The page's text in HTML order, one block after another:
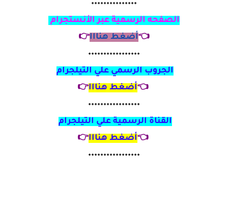
٠٠٠٠٠٠٠٠٠٠٠٠٠٠٠
الصفحه الرسمية عبر الأنستجرام
👈أضغط هنااا👉
٠٠٠٠٠٠٠٠٠٠٠٠٠٠٠٠٠
الجروب الرسمي علي التيلجرام
👈أضغط هنااا👉
٠٠٠٠٠٠٠٠٠٠٠٠٠٠٠٠٠
القناة الرسمية علي التيلجرام
👈أضغط هنااا👉
٠٠٠٠٠٠٠٠٠٠٠٠٠٠٠٠٠